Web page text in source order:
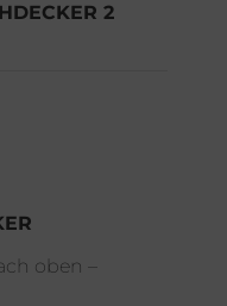
2
oben –